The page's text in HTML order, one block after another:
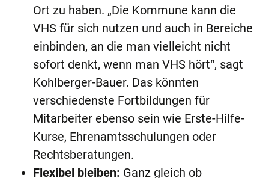
Ort zu haben. „Die Kommune kann die
VHS für sich nutzen und auch in Bereiche
einbinden, an die man vielleicht nicht
sofort denkt, wenn man VHS hört“, sagt
Kohlberger-Bauer. Das könnten
verschiedenste Fortbildungen für
Mitarbeiter ebenso sein wie Erste-Hilfe-
Kurse, Ehrenamtsschulungen oder
Rechtsberatungen.
Flexibel bleiben: Ganz gleich ob